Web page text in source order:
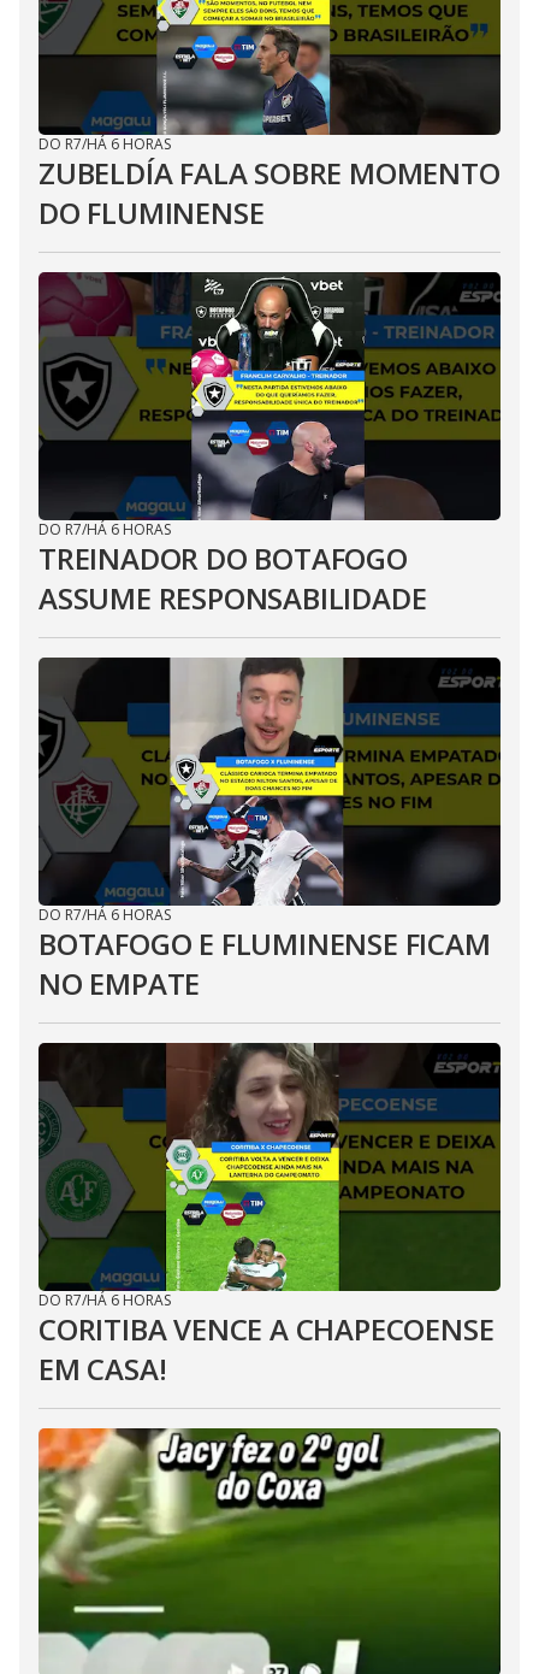
DO R7/HÁ 6 HORAS
ZUBELDÍA FALA SOBRE MOMENTO
DO FLUMINENSE
DO R7/HÁ 6 HORAS
TREINADOR DO BOTAFOGO
ASSUME RESPONSABILIDADE
DO R7/HÁ 6 HORAS
BOTAFOGO E FLUMINENSE FICAM
NO EMPATE
DO R7/HÁ 6 HORAS
CORITIBA VENCE A CHAPECOENSE
EM CASA!